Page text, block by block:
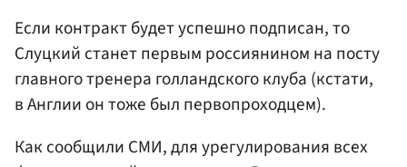
Если контракт будет успешно подписан, то
Слуцкий станет первым россиянином на посту
главного тренера голландского клуба (кстати,
в Англии он тоже был первопроходцем).
Как сообщили СМИ, для урегулирования всех